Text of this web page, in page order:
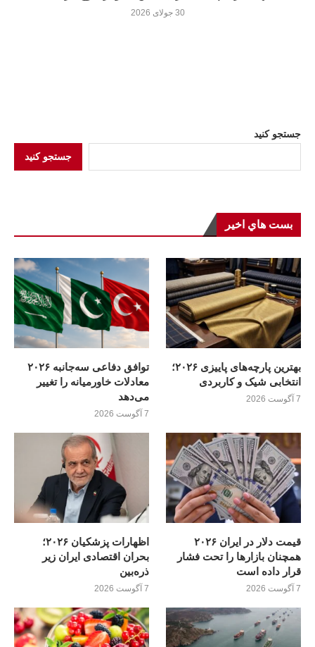
30 جولای 2026
جستجو کنید
جستجو کنید
بست هاي اخير
بهترین پارچه‌های پاییزی ۲۰۲۶؛
انتخابی شیک و کاربردی
7 آگوست 2026
توافق دفاعی سه‌جانبه ۲۰۲۶
معادلات خاورمیانه را تغییر
می‌دهد
7 آگوست 2026
قیمت دلار در ایران ۲۰۲۶
همچنان بازارها را تحت فشار
قرار داده است
7 آگوست 2026
اظهارات پزشکیان ۲۰۲۶؛
بحران اقتصادی ایران زیر
ذره‌بین
7 آگوست 2026